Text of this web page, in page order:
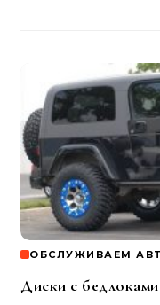
ОБСЛУЖИВАЕМ
Диски с бедлоками